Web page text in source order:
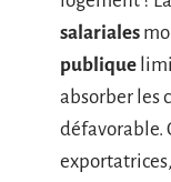
salariales
publique
absorber les
défavorable.